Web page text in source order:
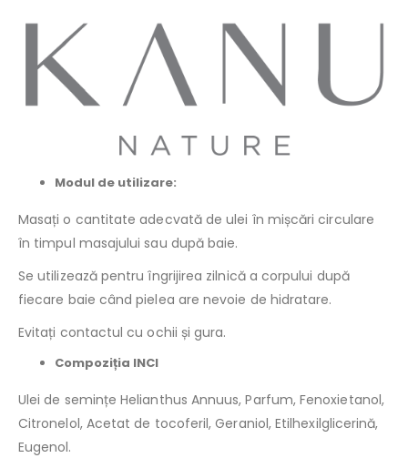
Modul de utilizare:
Masați o cantitate adecvată de ulei în mișcări circulare
în timpul masajului sau după baie.
Se utilizează pentru îngrijirea zilnică a corpului după
fiecare baie când pielea are nevoie de hidratare.
Evitați contactul cu ochii și gura.
Compoziția INCI
Ulei de semințe Helianthus Annuus, Parfum, Fenoxietanol,
Citronelol, Acetat de tocoferil, Geraniol, Etilhexilglicerină,
Eugenol.